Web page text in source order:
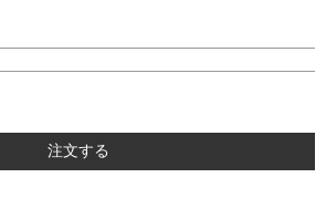
注文する